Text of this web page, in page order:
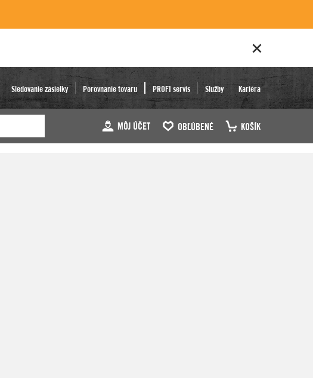
Sledovanie zásielky Porovnanie tovaru PROFI servis Služby Kariéra
MÔJ ÚČET OBĽÚBENÉ KOŠÍK